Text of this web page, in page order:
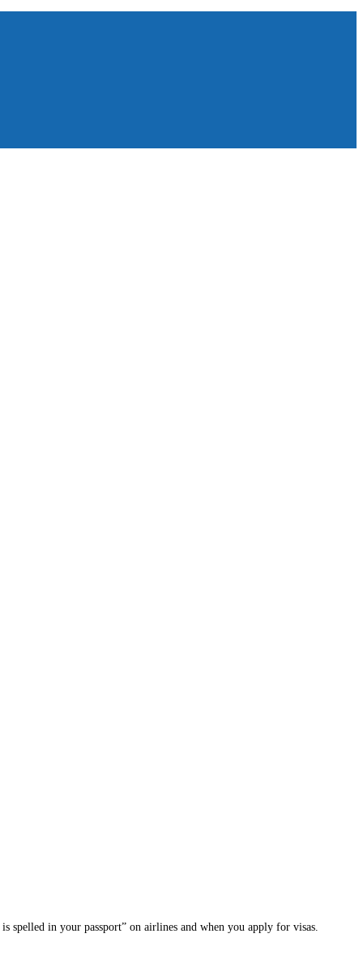
spelled in your passport” on airlines and when you apply for visas.